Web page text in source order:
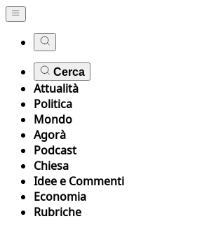
Cerca
Attualità
Politica
Mondo
Agorà
Podcast
Chiesa
Idee e Commenti
Economia
Rubriche